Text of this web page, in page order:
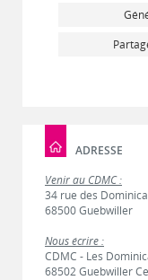
ADRESSE
Venir au CDMC :
34 rue des
68500 Guebwiller
Nous écrire :
CDMC - Les
68502 Guebwiller